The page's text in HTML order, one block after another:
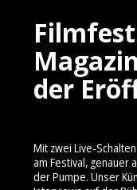
Filmfest
der
Mit zwei Live-
am Festival, genauer
der Pumpe. Unser